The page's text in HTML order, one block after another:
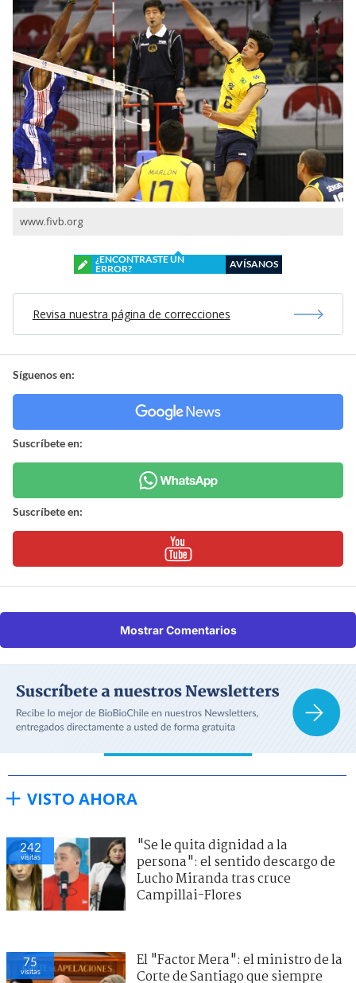
www.fivb.org
¿ENCONTRASTE UN
ERROR?
AVÍSANOS
Revisa nuestra página de correcciones
Síguenos en:
Suscríbete en:
Suscríbete en:
Mostrar Comentarios
VISTO AHORA
242
visitas
"Se le quita dignidad a la
persona": el sentido descargo de
Lucho Miranda tras cruce
Campillai-Flores
75
visitas
El "Factor Mera": el ministro de la
Corte de Santiago que siempre